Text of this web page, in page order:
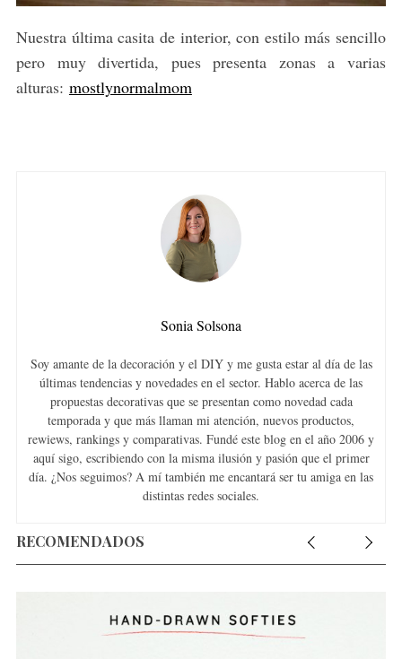
Nuestra última casita de interior, con estilo más sencillo
pero muy divertida, pues presenta zonas a varias
alturas: mostlynormalmom
Sonia Solsona
Soy amante de la decoración y el DIY y me gusta estar al día de las
últimas tendencias y novedades en el sector. Hablo acerca de las
propuestas decorativas que se presentan como novedad cada
temporada y que más llaman mi atención, nuevos productos,
rewiews, rankings y comparativas. Fundé este blog en el año 2006 y
aquí sigo, escribiendo con la misma ilusión y pasión que el primer
día. ¿Nos seguimos? A mí también me encantará ser tu amiga en las
distintas redes sociales.
RECOMENDADOS
S